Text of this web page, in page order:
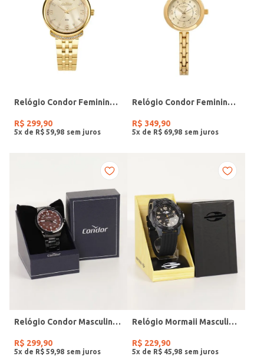
Relógio Condor Feminino DOURADO
R$ 299,90
5x de R$ 59 98
Relógio Condor Feminino DOURADO
R$ 349,90
5x de R$ 69 98
Relógio Condor Masculino PRETO
R$ 299,90
5x de R$ 59 98
Relógio Mormaii Masculino PRETO
R$ 229,90
5x de R$ 45 98